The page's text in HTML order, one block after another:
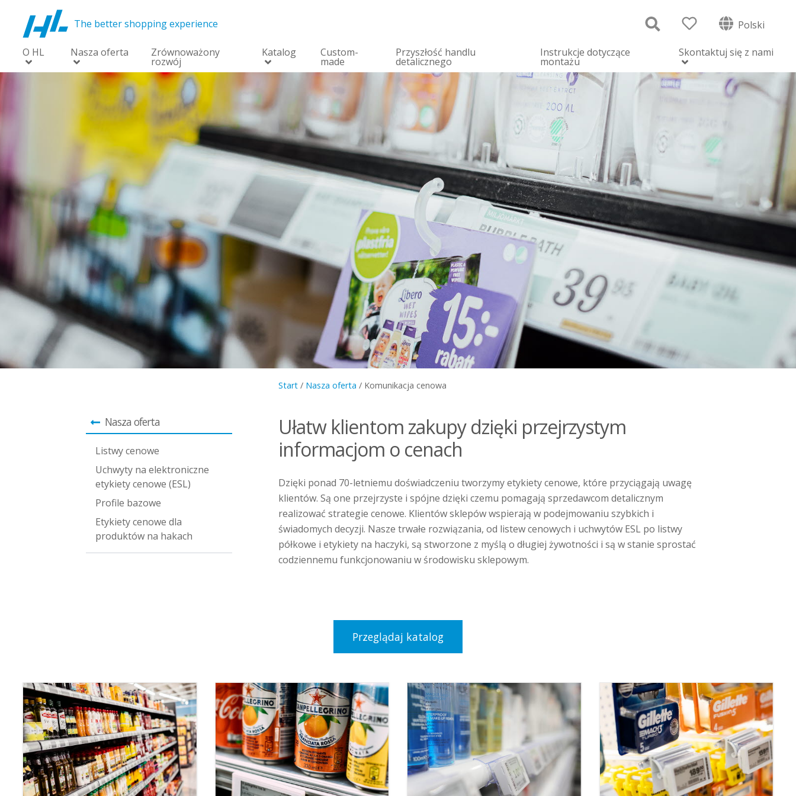
The better shopping experience Polski
O HL Nasza oferta Zrównoważony
rozwój
Katalog Custom-
made
Przyszłość handlu
detalicznego
Instrukcje dotyczące
montażu
Skontaktuj się z nami
Start / Nasza oferta / Komunikacja cenowa
Nasza oferta
Listwy cenowe
Uchwyty na elektroniczne
etykiety cenowe (ESL)
Profile bazowe
Etykiety cenowe dla
produktów na hakach
Ułatw klientom zakupy dzięki przejrzystym
informacjom o cenach
Dzięki ponad 70-letniemu doświadczeniu tworzymy etykiety cenowe, które przyciągają uwagę
klientów. Są one przejrzyste i spójne dzięki czemu pomagają sprzedawcom detalicznym
realizować strategie cenowe. Klientów sklepów wspierają w podejmowaniu szybkich i
świadomych decyzji. Nasze trwałe rozwiązania, od listew cenowych i uchwytów ESL po listwy
półkowe i etykiety na haczyki, są stworzone z myślą o długiej żywotności i są w stanie sprostać
codziennemu funkcjonowaniu w środowisku sklepowym.
Przeglądaj katalog